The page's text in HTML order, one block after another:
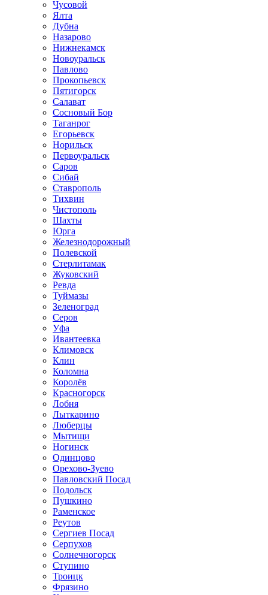
Чусовой
Ялта
Дубна
Назарово
Нижнекамск
Новоуральск
Павлово
Прокопьевск
Пятигорск
Салават
Сосновый Бор
Таганрог
Егорьевск
Норильск
Первоуральск
Саров
Сибай
Ставрополь
Тихвин
Чистополь
Шахты
Юрга
Железнодорожный
Полевской
Стерлитамак
Жуковский
Ревда
Туймазы
Зеленоград
Серов
Уфа
Ивантеевка
Климовск
Клин
Коломна
Королёв
Красногорск
Лобня
Лыткарино
Люберцы
Мытищи
Ногинск
Одинцово
Орехово-Зуево
Павловский Посад
Подольск
Пушкино
Раменское
Реутов
Сергиев Посад
Серпухов
Солнечногорск
Ступино
Троицк
Фрязино